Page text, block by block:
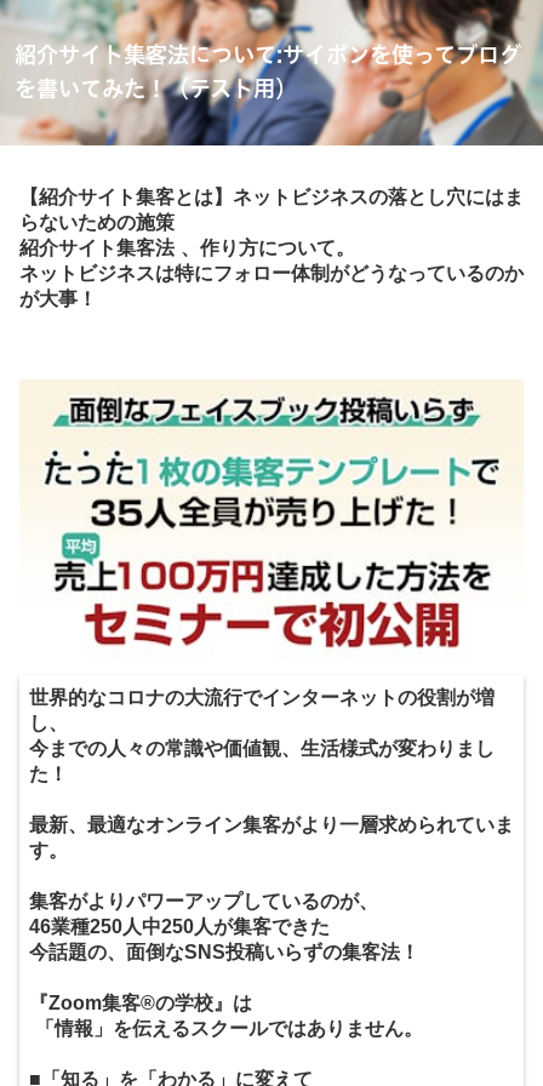
紹介サイト集客法について:サイポンを使ってブログ
を書いてみた！（テスト用）
【紹介サイト集客とは】ネットビジネスの落とし穴にはま
らないための施策
紹介サイト集客法 、作り方について。
ネットビジネスは特にフォロー体制がどうなっているのか
が大事！
世界的なコロナの大流行でインターネットの役割が増
し、
今までの人々の常識や価値観、生活様式が変わりまし
た！
最新、最適なオンライン集客がより一層求められていま
す。
集客がよりパワーアップしているのが、
46業種250人中250人が集客できた
今話題の、面倒なSNS投稿いらずの集客法！
『Zoom集客®の学校』は
「情報」を伝えるスクールではありません。
■「知る」を「わかる」に変えて